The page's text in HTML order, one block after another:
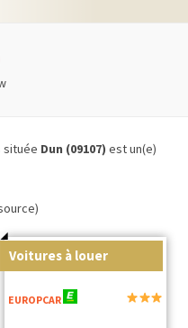
située Dun (09107) est un(e)
Voitures à louer
EUROPCAR